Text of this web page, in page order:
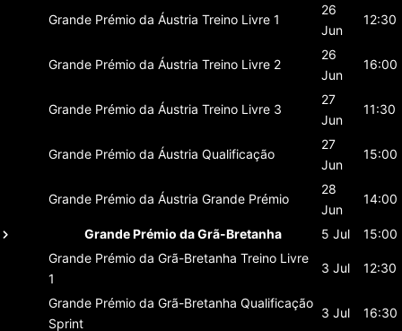
Grande Prémio da Áustria Treino Livre 1
26
Jun
12:30
Grande Prémio da Áustria Treino Livre 2
26
Jun
16:00
Grande Prémio da Áustria Treino Livre 3
27
Jun
11:30
Grande Prémio da Áustria Qualificação
27
Jun
15:00
Grande Prémio da Áustria Grande Prémio
28
Jun
14:00
Grande Prémio da Grã-Bretanha 5 Jul
15:00
Grande Prémio da Grã-Bretanha Treino Livre
1
3 Jul 12:30
Grande Prémio da Grã-Bretanha Qualificação
Sprint
3 Jul 16:30